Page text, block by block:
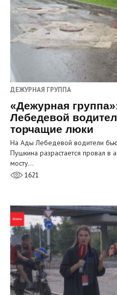
ДЕЖУРНАЯ ГРУППА
«Дежурная
Лебедевой
торчащие люки
На Ады Лебедевой водители
Пушкина разрастается провал в
мосту…
1621